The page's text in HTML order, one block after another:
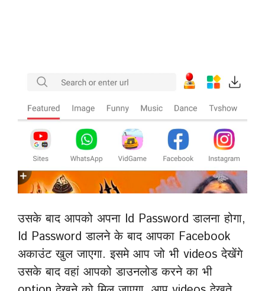
उसके बाद आपको अपना Id Password डालना होगा,
Id Password डालने के बाद आपका Facebook
अकाउंट खुल जाएगा. इसमे आप जो भी videos देखेंगे
उसके बाद वहां आपको डाउनलोड करने का भी